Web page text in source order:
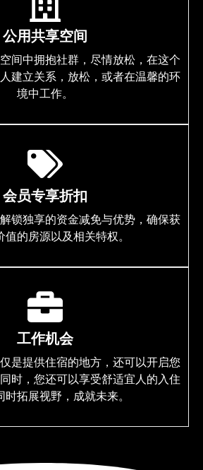
公用共享空间
间中拥抱社群，尽情放松，在这个
建立关系，放松，或者在温馨的环
境中工作。
会员专享折扣
锁独享的资金减免与优势，确保获
值的房源以及相关特权。
工作机会
是提供住宿的地方，还可以开启您
时，您还可以享受舒适宜人的入住
时拓展视野，成就未来。